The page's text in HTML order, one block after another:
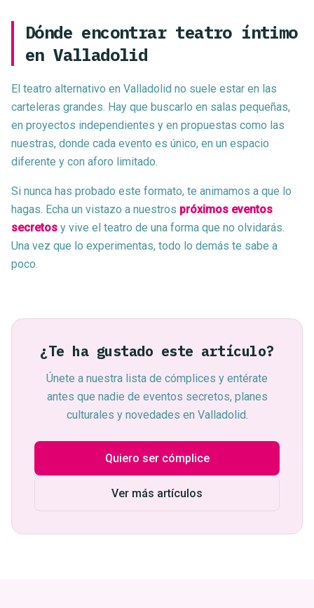
Dónde encontrar teatro íntimo
en Valladolid
El teatro alternativo en Valladolid no suele estar en las
carteleras grandes. Hay que buscarlo en salas pequeñas,
en proyectos independientes y en propuestas como las
nuestras, donde cada evento es único, en un espacio
diferente y con aforo limitado.
Si nunca has probado este formato, te animamos a que lo
hagas. Echa un vistazo a nuestros próximos eventos
secretos y vive el teatro de una forma que no olvidarás.
Una vez que lo experimentas, todo lo demás te sabe a
poco.
¿Te ha gustado este artículo?
Únete a nuestra lista de cómplices y entérate
antes que nadie de eventos secretos, planes
culturales y novedades en Valladolid.
Quiero ser cómplice
Ver más artículos